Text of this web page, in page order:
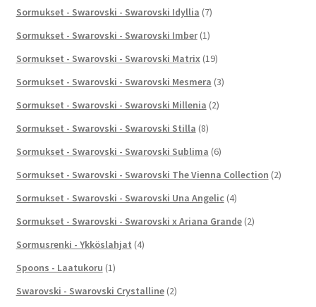
Sormukset - Swarovski - Swarovski Idyllia (7)
Sormukset - Swarovski - Swarovski Imber (1)
Sormukset - Swarovski - Swarovski Matrix (19)
Sormukset - Swarovski - Swarovski Mesmera (3)
Sormukset - Swarovski - Swarovski Millenia (2)
Sormukset - Swarovski - Swarovski Stilla (8)
Sormukset - Swarovski - Swarovski Sublima (6)
Sormukset - Swarovski - Swarovski The Vienna Collection (2)
Sormukset - Swarovski - Swarovski Una Angelic (4)
Sormukset - Swarovski - Swarovski x Ariana Grande (2)
Sormusrenki - Ykköslahjat (4)
Spoons - Laatukoru (1)
Swarovski - Swarovski Crystalline (2)